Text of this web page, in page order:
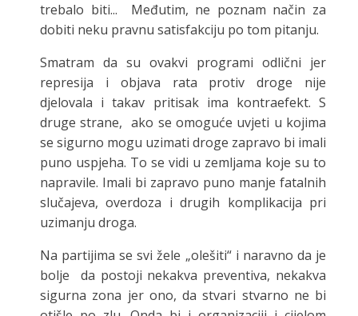
trebalo biti... Međutim, ne poznam način za
dobiti neku pravnu satisfakciju po tom pitanju.
Smatram da su ovakvi programi odlični jer
represija i objava rata protiv droge nije
djelovala i takav pritisak ima kontraefekt. S
druge strane, ako se omoguće uvjeti u kojima
se sigurno mogu uzimati droge zapravo bi imali
puno uspjeha. To se vidi u zemljama koje su to
napravile. Imali bi zapravo puno manje fatalnih
slučajeva, overdoza i drugih komplikacija pri
uzimanju droga.
Na partijima se svi žele „olešiti“ i naravno da je
bolje da postoji nekakva preventiva, nekakva
sigurna zona jer ono, da stvari stvarno ne bi